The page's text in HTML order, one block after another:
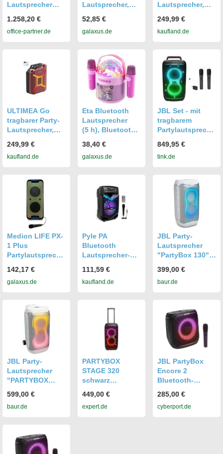
Lautsprecher
LTEU
1.258,20 €
office-partner.de
Lautsprecher,
52,85 €
galaxus.de
Lautsprecher,
PartyBox mit
Bass-Boost,
Mikrofon-/Gitarre
neingang, Party
& Outdoor, Blau
249,99 €
kaufland.de
ULTIMEA Go
tragbarer Party-
Lautsprecher,
PartyBox mit
Bass-Boost,
Mikrofon-/Gitarre
neingang, Party
& Outdoor, Rot
249,99 €
kaufland.de
Eta Bluetooth
Lautsprecher
(5 h), Bluetooth
38,40 €
galaxus.de
JBL Set - mit
tragbarem
Partylautspreche
PartyBox
Wireless
849,95 €
tink.de
Medion LIFE PX-
1 Plus
Partylautspreche
Lautsprecher,
Schwarz
142,17 €
galaxus.de
Pyle PA
Bluetooth
Lautsprecher-
Maschine mit
Karaoke
Bluetooth Box,
Partybox,
Rechargeable,
10” Subwoofer
111,59 €
kaufland.de
JBL Party-
Lautsprecher
"PartyBox 130",
H:37,8cm
T:34,9cm,
Partylautspreche
r mit legendärem
JBL Sound und
Lichtshow
399,00 €
baur.de
JBL Party-
Lautsprecher
"PARTYBOX
B:71,8cm
H:44,1cm
Tragbarer Party-
Lautsprecher mit
599,00 €
baur.de
PARTYBOX
STAGE 320
schwarz
r
449,00 €
expert.de
JBL PartyBox
Encore 2
Bluetooth-
100W schwarz
mit Akku und
285,00 €
cyberport.de